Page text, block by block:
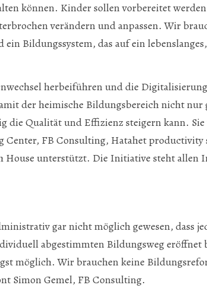
können. Kinder sollen vorbereitet
verändern und anpassen. Wir
Bildungssystem, das auf ein lebenslanges,
herbeiführen und die
der heimische Bildungsbereich nicht nur
die Qualität und Effizienz steigern kann.
Center, FB Consulting, Hatahet productivity
House unterstützt. Die Initiative steht allen
gar nicht möglich gewesen, dass
abgestimmten Bildungsweg eröffnet
möglich. Wir brauchen keine
Simon Gemel, FB Consulting.